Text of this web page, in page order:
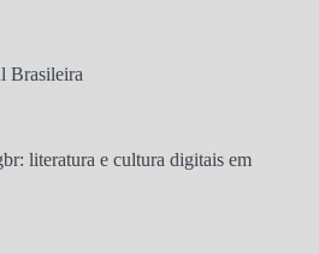
Brasileira
literatura e cultura digitais em